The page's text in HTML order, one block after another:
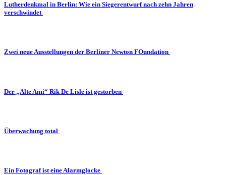
Lutherdenkmal in Berlin: Wie ein Siegerentwurf nach zehn Jahren
verschwindet
Zwei neue Ausstellungen der Berliner Newton FOundation
Der „Alte Ami“ Rik De Lisle ist gestorben
Überwachung total
Ein Fotograf ist eine Alarmglocke